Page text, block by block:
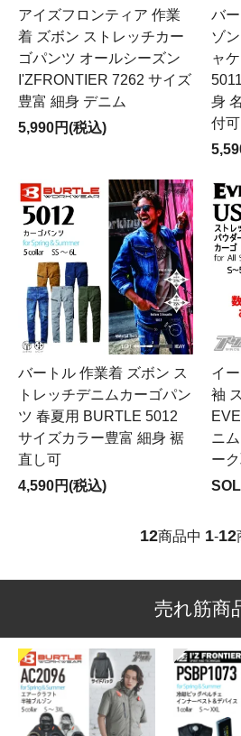
アイズフロンティア 作業
着 ズボン ストレッチカー
ゴパンツ オールシーズン
I'ZFRONTIER 7262 サイズ
豊富 細身 デニム
5,990円(税込)
バ
ゾ
ャ
身
付可
バートル 作業着 ズボン ス
トレッチデニムカーゴパン
ツ 春夏用 BURTLE 5012
サイズカラー豊富 細身 裾
直し可
4,590円(税込)
イ
袖
ニ
ー
12商品中 1-12
売れ筋商